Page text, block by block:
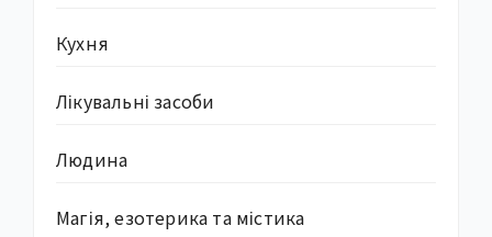
Кухня
Лікувальні засоби
Людина
Магія, езотерика та містика